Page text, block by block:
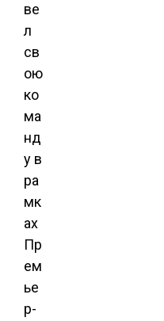
ве
л
св
ою
ко
ма
нд
у в
ра
мк
ах
Пр
ем
ье
р-